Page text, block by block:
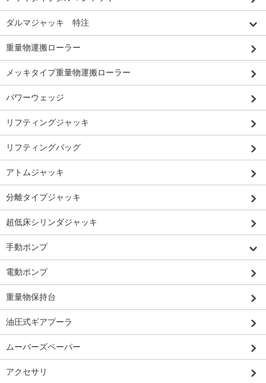
ダルマジャッキ 特注
重量物運搬ローラー
メッキタイプ重量物運搬ローラー
パワーウェッジ
リフティングジャッキ
リフティングバッグ
アトムジャッキ
分離タイプジャッキ
超低床シリンダジャッキ
手動ポンプ
電動ポンプ
重量物保持台
油圧式ギアプーラ
ムーバーズペーパー
アクセサリ